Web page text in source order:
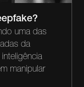
uma das
da
manipular